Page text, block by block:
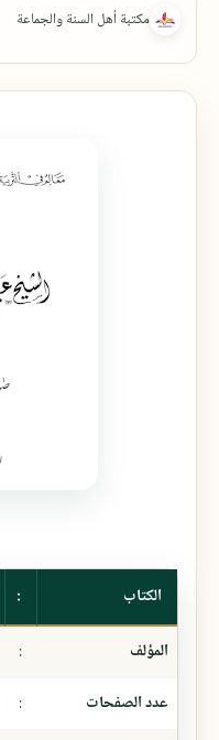
الكتاب :
المؤلف
:
عدد الصفحات
: